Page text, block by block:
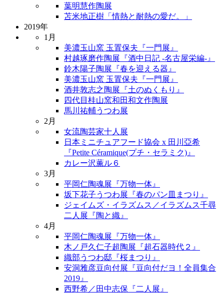
葉明慧作陶展
苫米地正樹「情熱と耐熱の愛だ。」
2019年
1月
美濃玉山窯 玉置保夫『一門展』
村越琢磨作陶展『酒中日記 -名古屋栄編-』
鈴木陽子陶展『春を迎える器』
美濃玉山窯 玉置保夫『一門展』
酒井敦志之陶展『土のぬくもり』
四代目桂山窯和田和文作陶展
馬川祐輔うつわ展
2月
女流陶芸家十人展
日本ミニチュアフード協会 x 田川亞希
『Petite Céramique(プチ・セラミク)』
カレー沢薫ル６
3月
平岡仁陶魂展『万物一体』
坂下花子うつわ展『春のパン皿まつり』
ジェイムズ・イラズムス／イラズムス千尋
二人展『陶と織』
4月
平岡仁陶魂展『万物一体』
木ノ戸久仁子超陶展『超石器時代２』
織部うつわ邸『桜まつり』
安洞雅彦豆向付展『豆向付だヨ！全員集合
2019』
西野希／田中志保『二人展』